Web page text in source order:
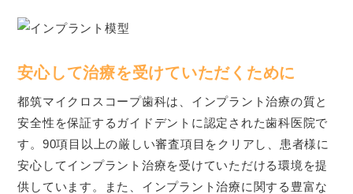
安心して治療を受けていただくために
都筑マイクロスコープ歯科は、インプラント治療の質と
安全性を保証するガイドデントに認定された歯科医院で
す。90項目以上の厳しい審査項目をクリアし、患者様に
安心してインプラント治療を受けていただける環境を提
供しています。また、インプラント治療に関する豊富な